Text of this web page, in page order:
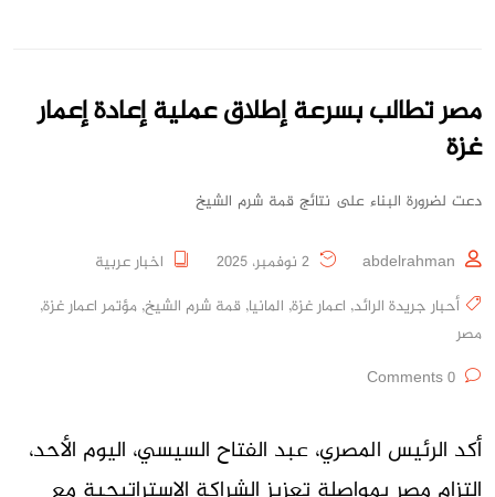
مصر تطالب بسرعة إطلاق عملية إعادة إعمار
غزة
دعت لضرورة البناء على نتائج قمة شرم الشيخ
abdelrahman
اخبار عربية
أحبار جريدة الرائد, اعمار غزة, المانيا, قمة شرم الشيخ, مؤتمر اعمار غزة,
مصر
أكد الرئيس المصري، عبد الفتاح السيسي، اليوم الأحد،